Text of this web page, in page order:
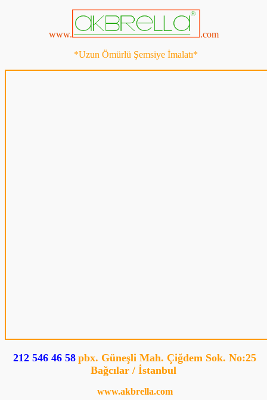
www.
.com
*Uzun Ömürlü Şemsiye İmalatı*
212 546 46 58 pbx. Güneşli Mah. Çiğdem Sok. No:25
Bağcılar / İstanbul
www.akbrella.com